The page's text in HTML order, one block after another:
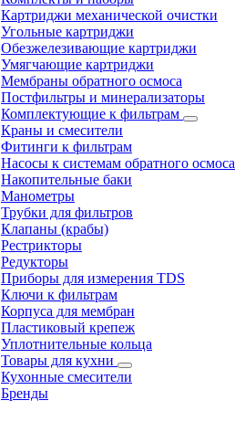
Картриджи механической очистки
Угольные картриджи
Обезжелезивающие картриджи
Умягчающие картриджи
Мембраны обратного осмоса
Постфильтры и минерализаторы
Комплектующие к фильтрам
Краны и смесители
Фитинги к фильтрам
Насосы к системам обратного осмоса
Накопительные баки
Манометры
Трубки для фильтров
Клапаны (крабы)
Рестрикторы
Редукторы
Приборы для измерения TDS
Ключи к фильтрам
Корпуса для мембран
Пластиковый крепеж
Уплотнительные кольца
Товары для кухни
Кухонные смесители
Бренды